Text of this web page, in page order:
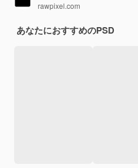
rawpixel.com
あなたにおすすめのPSD